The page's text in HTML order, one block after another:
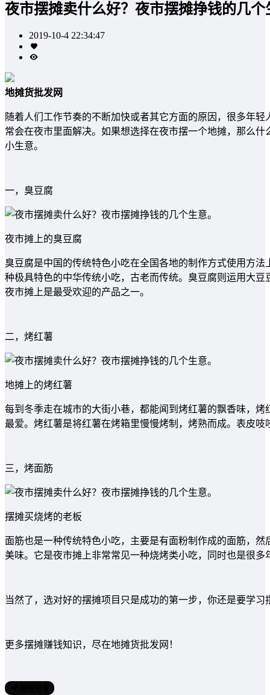
夜市摆摊卖什么好？夜市摆摊挣钱的几个
2019-10-4 22:34:47
地摊货批发网
随着人们工作节奏的不断加快或者其它方面的原因，很多年
常会在夜市里面解决。如果想选择在夜市摆一个地摊，那么
小生意。
一，臭豆腐
夜市摊上的臭豆腐
臭豆腐是中国的传统特色小吃在全国各地的制作方式使用方
种极具特色的中华传统小吃，古老而传统。臭豆腐则运用大
夜市摊上是最受欢迎的产品之一。
二，烤红薯
地摊上的烤红薯
每到冬季走在城市的大街小巷，都能闻到烤红薯的飘香味，
最爱。烤红薯是将红薯在烤箱里慢慢烤制，烤熟而成。表皮
三，烤面筋
摆摊买烧烤的老板
面筋也是一种传统特色小吃，主要是有面粉制作成的面筋，
美味。它是夜市摊上非常常见一种烧烤类小吃，同时也是很多
当然了，选对好的摆摊项目只是成功的第一步，你还是要学
更多摆摊赚钱知识，尽在地摊货批发网！